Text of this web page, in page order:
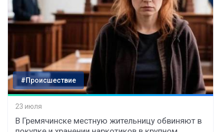
#Происшествие
23 июля
В Гремячинске местную жительницу обвиняют в